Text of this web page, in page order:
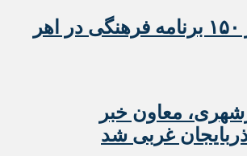
معاون خبر
غربی شد